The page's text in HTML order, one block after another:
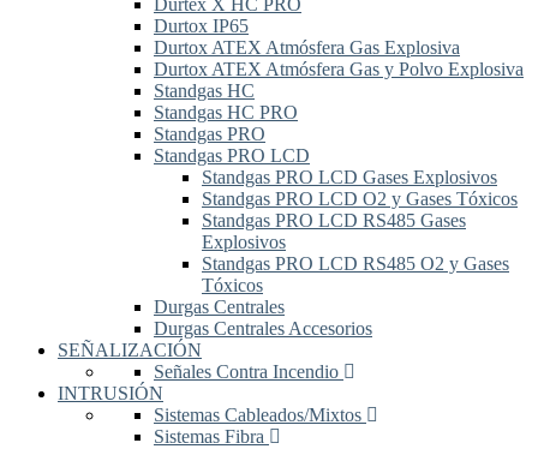
Durtex X HC PRO
Durtox IP65
Durtox ATEX Atmósfera Gas Explosiva
Durtox ATEX Atmósfera Gas y Polvo Explosiva
Standgas HC
Standgas HC PRO
Standgas PRO
Standgas PRO LCD
Standgas PRO LCD Gases Explosivos
Standgas PRO LCD O2 y Gases Tóxicos
Standgas PRO LCD RS485 Gases
Explosivos
Standgas PRO LCD RS485 O2 y Gases
Tóxicos
Durgas Centrales
Durgas Centrales Accesorios
SEÑALIZACIÓN
Señales Contra Incendio
INTRUSIÓN
Sistemas Cableados/Mixtos
Sistemas Fibra